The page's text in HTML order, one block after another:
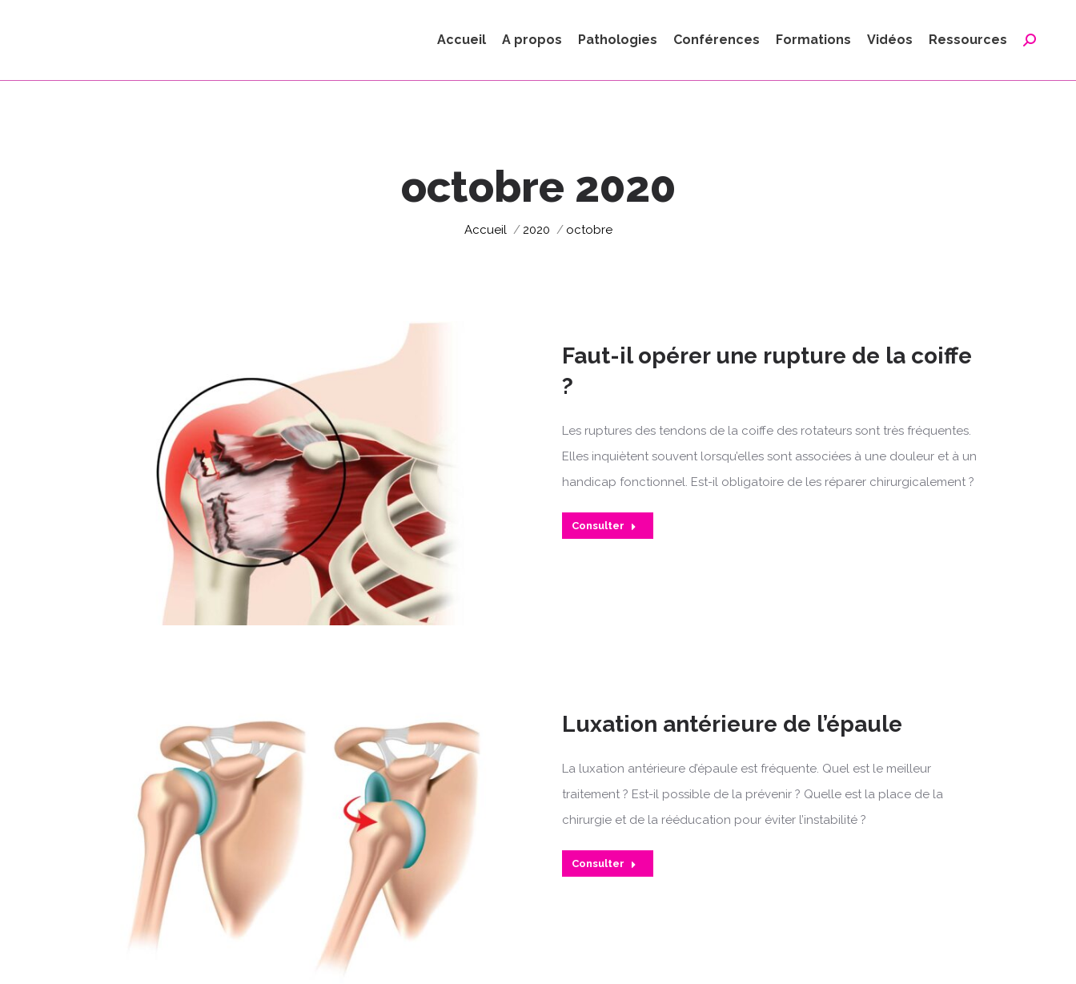
Accueil A propos Pathologies Conférences Formations Vidéos Ressources
octobre 2020
Vous êtes ici :
Accueil 2020 octobre
Faut-il opérer une rupture de la coiffe
?
Les ruptures des tendons de la coiffe des rotateurs sont très fréquentes.
Elles inquiètent souvent lorsqu’elles sont associées à une douleur et à un
handicap fonctionnel. Est-il obligatoire de les réparer chirurgicalement ?
Consulter
Luxation antérieure de l’épaule
La luxation antérieure d’épaule est fréquente. Quel est le meilleur
traitement ? Est-il possible de la prévenir ? Quelle est la place de la
chirurgie et de la rééducation pour éviter l’instabilité ?
Consulter